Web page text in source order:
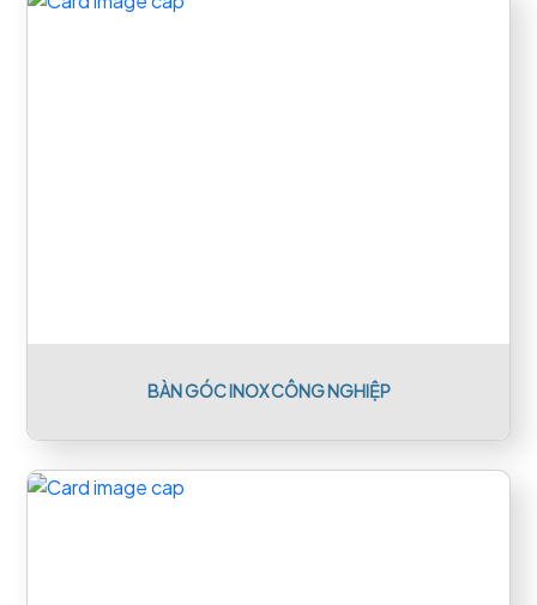
BÀN GÓC INOX CÔNG NGHIỆP